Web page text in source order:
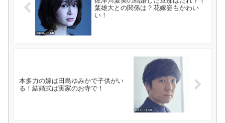
葉雄大との関係は？花嫁姿もかわい
い！
本多力の嫁は田島ゆみかで子供がい
る！結婚式は実家のお寺で！